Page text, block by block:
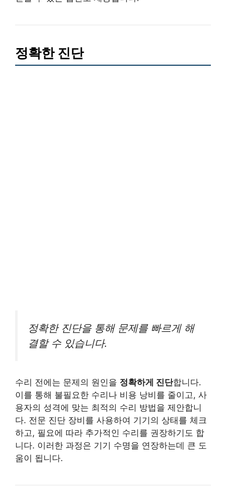
정확한 진단
정확한 진단을 통해 문제를 빠르게 해
결할 수 있습니다.
수리 전에는 문제의 원인을 정확하게 진단합니다.
이를 통해 불필요한 수리나 비용 낭비를 줄이고, 사
용자의 성격에 맞는 최적의 수리 방법을 제안합니
다. 전문 진단 장비를 사용하여 기기의 상태를 체크
하고, 필요에 따라 추가적인 수리를 권장하기도 합
니다. 이러한 과정은 기기 수명을 연장하는데 큰 도
움이 됩니다.